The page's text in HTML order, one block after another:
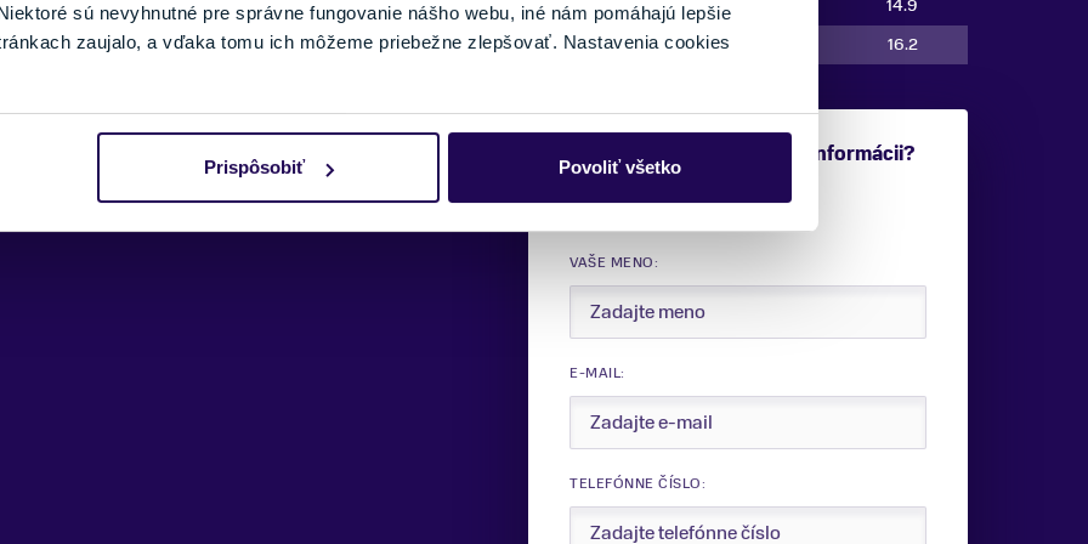
sú nevyhnutné pre správne fungovanie nášho webu, iné nám pomáhajú lepšie
zaujalo, a vďaka tomu ich môžeme priebežne zlepšovať. Nastavenia cookies
Prispôsobiť Povoliť všetko
vynikajúco držia na hranách v oblúkoch.
170
123/72/104
14.9
177
123/72/104 16.2
Potrebujete viac informácii?
VAŠE MENO:
E-MAIL:
TELEFÓNNE ČÍSLO: